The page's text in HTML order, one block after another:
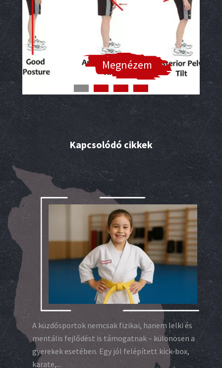
Megnézem
Kapcsolódó cikkek
A küzdősportok nemcsak fizikai, hanem lelki és
mentális fejlődést is támogatnak – különösen a
gyerekek esetében. Egy jól felépített kick-box,
karate,...